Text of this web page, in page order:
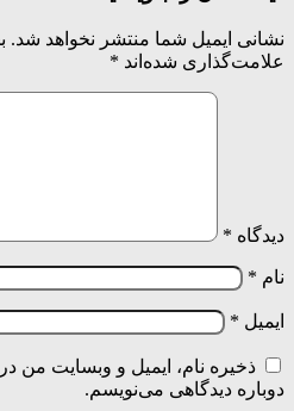
نشانی ایمیل شما منتشر نخواهد شد.
علامت‌گذاری شده‌اند *
دیدگاه *
نام *
ایمیل *
ذخیره نام، ایمیل و وبسایت من
دوباره دیدگاهی می‌نویسم.